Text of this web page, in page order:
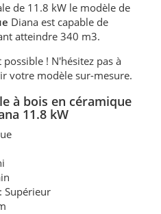
de 11.8 kW le modèle de
Diana est capable de
atteindre 340 m3.
possible ! N'hésitez pas à
votre modèle sur-mesure.
à bois en céramique
11.8 kW
Supérieur